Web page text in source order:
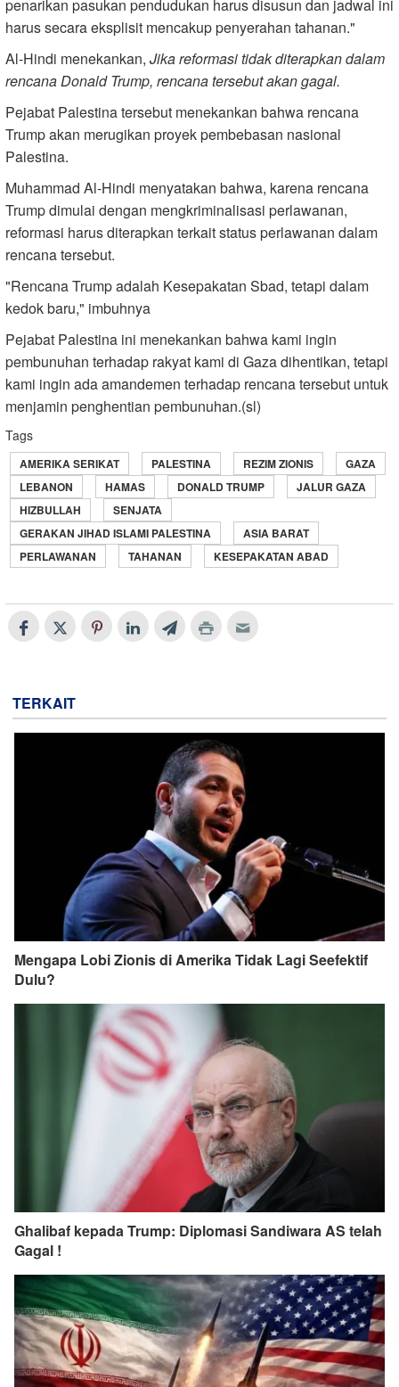
penarikan pasukan pendudukan harus disusun dan jadwal ini
harus secara eksplisit mencakup penyerahan tahanan."
Al-Hindi menekankan, Jika reformasi tidak diterapkan dalam
rencana Donald Trump, rencana tersebut akan gagal.
Pejabat Palestina tersebut menekankan bahwa rencana
Trump akan merugikan proyek pembebasan nasional
Palestina.
Muhammad Al-Hindi menyatakan bahwa, karena rencana
Trump dimulai dengan mengkriminalisasi perlawanan,
reformasi harus diterapkan terkait status perlawanan dalam
rencana tersebut.
"Rencana Trump adalah Kesepakatan Sbad, tetapi dalam
kedok baru," imbuhnya
Pejabat Palestina ini menekankan bahwa kami ingin
pembunuhan terhadap rakyat kami di Gaza dihentikan, tetapi
kami ingin ada amandemen terhadap rencana tersebut untuk
menjamin penghentian pembunuhan.(sl)
Tags
AMERIKA SERIKAT PALESTINA REZIM ZIONIS
GAZA
LEBANON
HAMAS DONALD TRUMP
JALUR GAZA
HIZBULLAH
SENJATA
GERAKAN JIHAD ISLAMI PALESTINA
ASIA BARAT
PERLAWANAN
TAHANAN KESEPAKATAN ABAD
TERKAIT
Mengapa Lobi Zionis di Amerika Tidak Lagi Seefektif
Dulu?
Ghalibaf kepada Trump: Diplomasi Sandiwara AS telah
Gagal !